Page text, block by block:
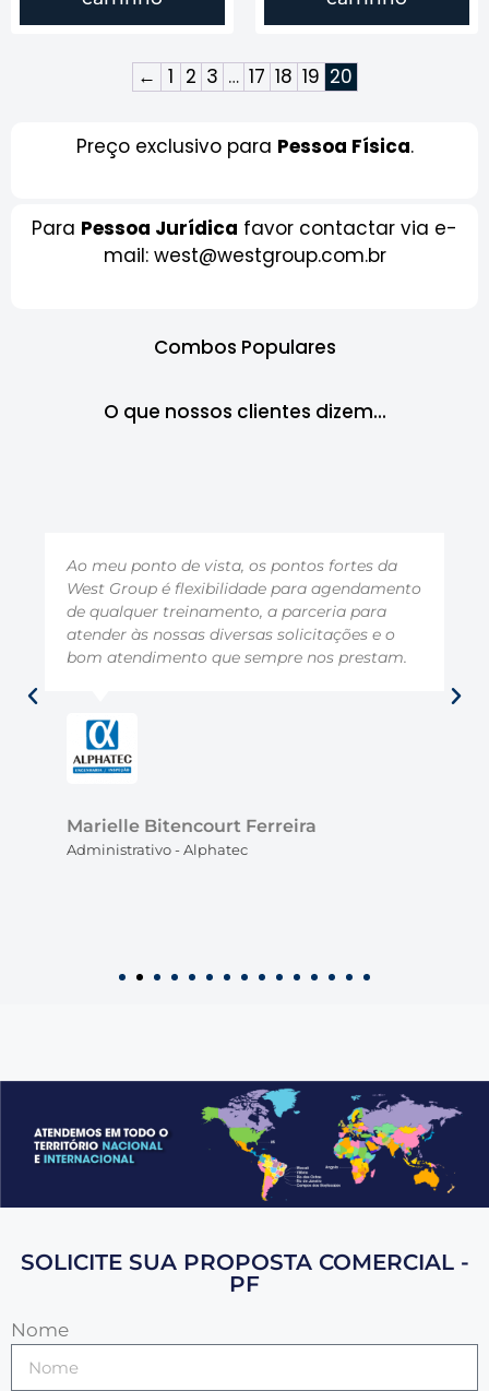
← 1 2 3 … 17 18 19 20
Preço exclusivo para Pessoa Física.
Para Pessoa Jurídica favor contactar via e-
mail: west@westgroup.com.br
Combos Populares
O que nossos clientes dizem...​
Ao meu ponto de vista, os pontos fortes da
West Group é flexibilidade para agendamento
de qualquer treinamento, a parceria para
atender às nossas diversas solicitações e o
bom atendimento que sempre nos prestam.
Marielle Bitencourt Ferreira
Administrativo - Alphatec
SOLICITE SUA PROPOSTA COMERCIAL -
PF
Nome